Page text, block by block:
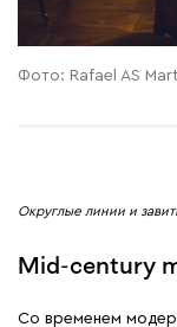
Фото: Rafael AS
Округлые линии и
Mid-century
Со временем